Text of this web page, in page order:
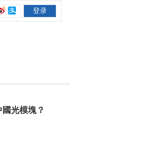
光模塊？